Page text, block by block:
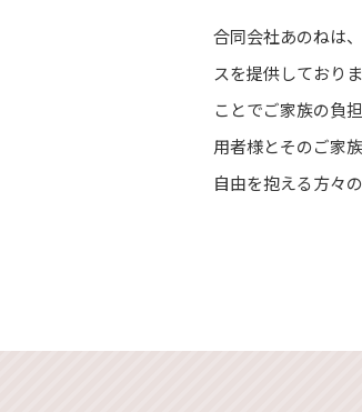
合同会社あのねは
スを提供しており
ことでご家族の負
用者様とそのご家
自由を抱える方々